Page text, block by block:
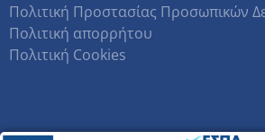
Πολιτική Προστασίας Προσωπικών
Πολιτική απορρήτου
Πολιτική Cookies